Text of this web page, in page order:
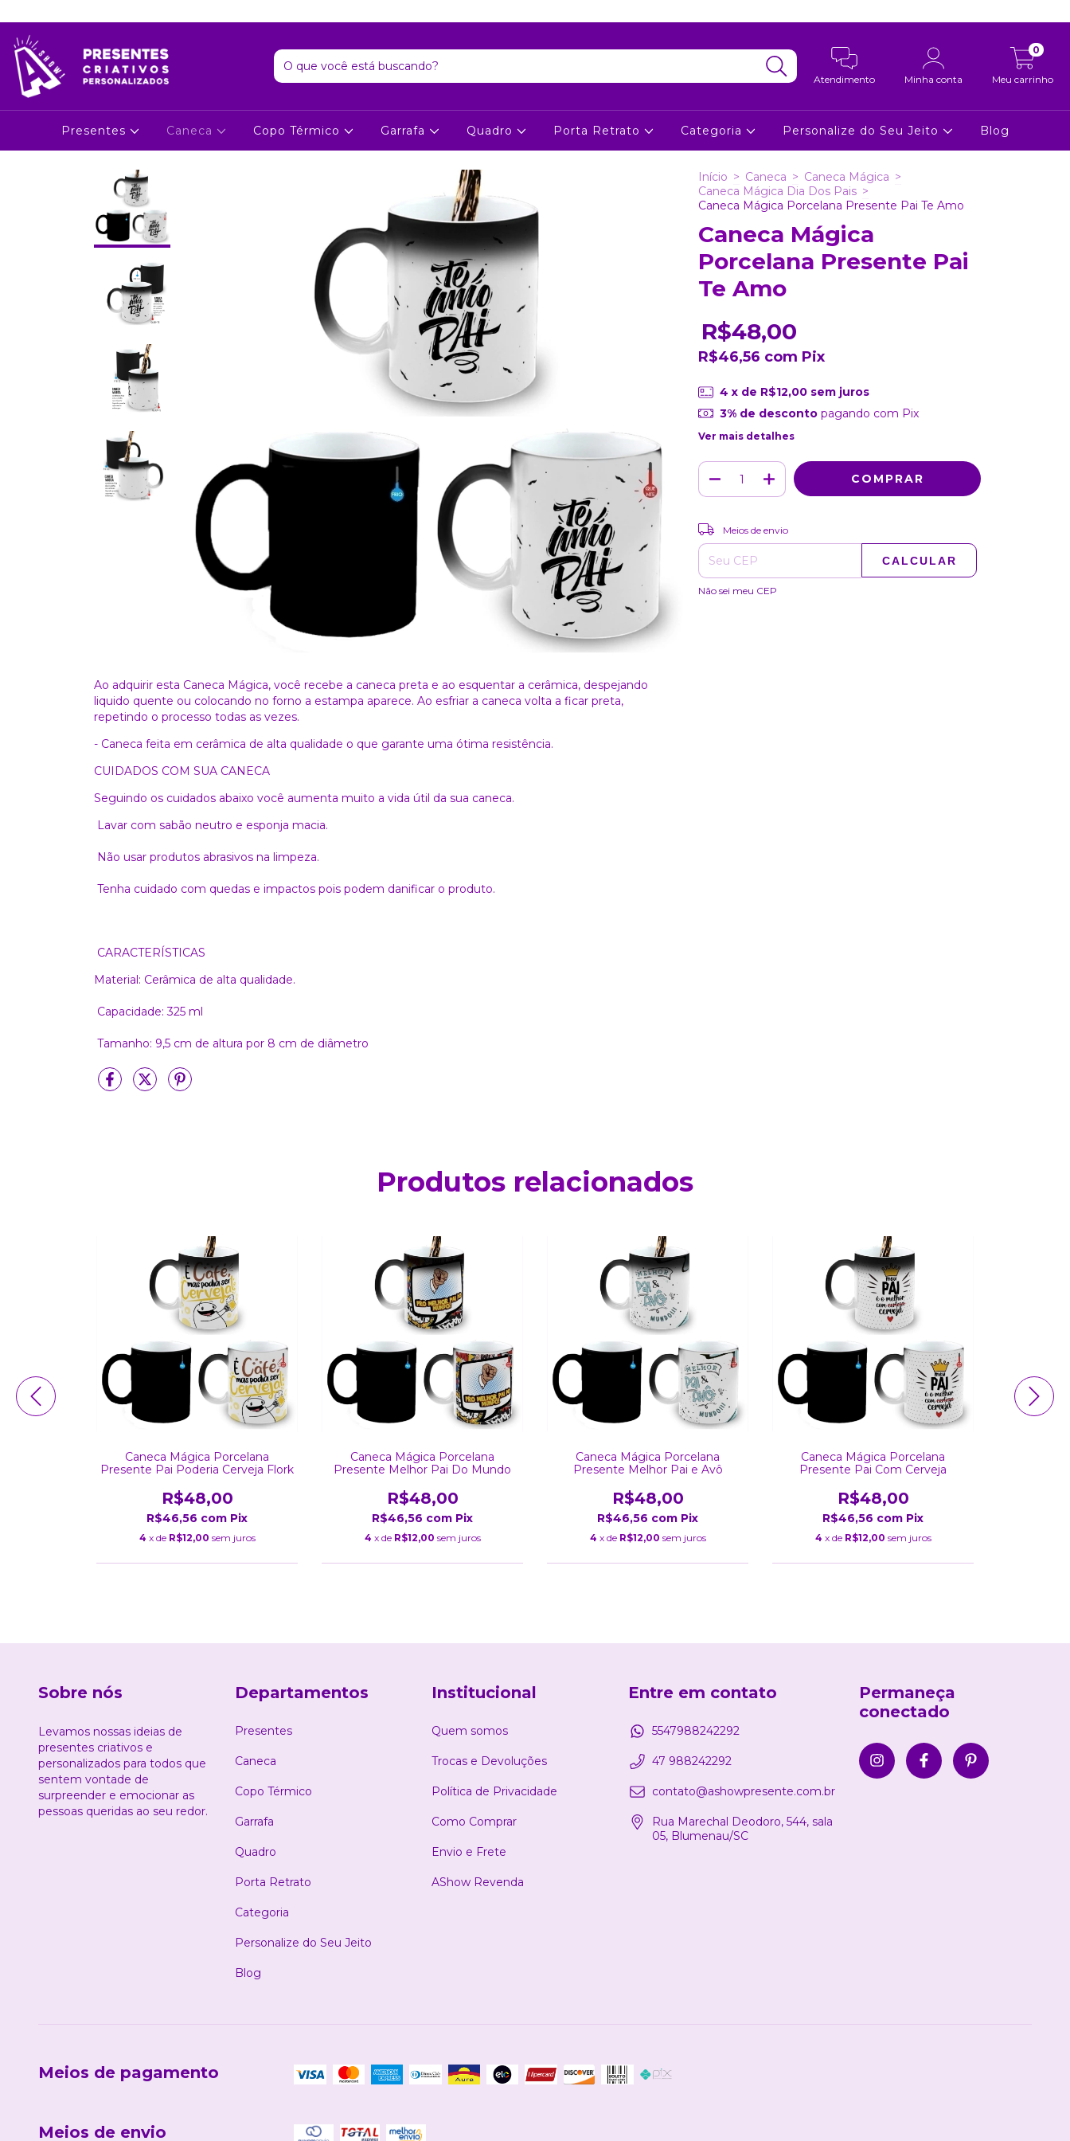
Atendimento Minha conta Meu carrinho
0
Presentes Caneca Copo Térmico Garrafa Quadro Porta Retrato Categoria Personalize do Seu Jeito Blog
Ao adquirir esta Caneca Mágica, você recebe a caneca preta e ao esquentar a cerâmica, despejando
liquido quente ou colocando no forno a estampa aparece. Ao esfriar a caneca volta a ficar preta,
repetindo o processo todas as vezes.
- Caneca feita em cerâmica de alta qualidade o que garante uma ótima resistência.
CUIDADOS COM SUA CANECA
Seguindo os cuidados abaixo você aumenta muito a vida útil da sua caneca.
Lavar com sabão neutro e esponja macia.
Não usar produtos abrasivos na limpeza.
Tenha cuidado com quedas e impactos pois podem danificar o produto.
CARACTERÍSTICAS
Material: Cerâmica de alta qualidade.
Capacidade: 325 ml
Tamanho: 9,5 cm de altura por 8 cm de diâmetro
Início > Caneca > Caneca Mágica >
Caneca Mágica Dia Dos Pais >
Caneca Mágica Porcelana Presente Pai Te Amo
Caneca Mágica
Porcelana Presente Pai
Te Amo
R$48,00
R$46,56 com Pix
4 x de R$12,00 sem juros
3% de descontopagando com Pix
Ver mais detalhes
Entregas para o CEP:
Meios de envio
CALCULAR
Não sei meu CEP
Produtos relacionados
Caneca Mágica Porcelana
Presente Pai Poderia Cerveja Flork
R$48,00
R$46,56 com Pix
4 x de R$12,00 sem juros
Caneca Mágica Porcelana
Presente Melhor Pai Do Mundo
R$48,00
R$46,56 com Pix
4 x de R$12,00 sem juros
Caneca Mágica Porcelana
Presente Melhor Pai e Avô
R$48,00
R$46,56 com Pix
4 x de R$12,00 sem juros
Caneca Mágica Porcelana
Presente Pai Com Cerveja
R$48,00
R$46,56 com Pix
4 x de R$12,00 sem juros
Sobre nós
Levamos nossas ideias de
presentes criativos e
personalizados para todos que
sentem vontade de
surpreender e emocionar as
pessoas queridas ao seu redor.
Departamentos
Presentes
Caneca
Copo Térmico
Garrafa
Quadro
Porta Retrato
Categoria
Personalize do Seu Jeito
Blog
Institucional
Quem somos
Trocas e Devoluções
Política de Privacidade
Como Comprar
Envio e Frete
AShow Revenda
Entre em contato
5547988242292
47 988242292
contato@ashowpresente.com.br
Rua Marechal Deodoro, 544, sala
05, Blumenau/SC
Permaneça
conectado
Meios de pagamento
Meios de envio